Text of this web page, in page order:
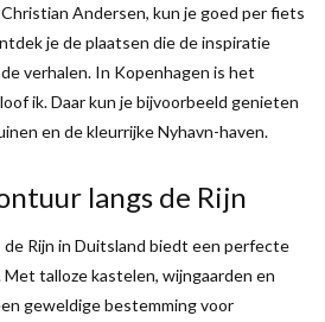
Andersen, kun je goed per fiets
je de plaatsen die de inspiratie
verhalen. In Kopenhagen is het
ik. Daar kun je bijvoorbeeld genieten
en de kleurrijke Nyhavn-haven.
langs de Rijn
Rijn in Duitsland biedt een perfecte
talloze kastelen, wijngaarden en
geweldige bestemming voor